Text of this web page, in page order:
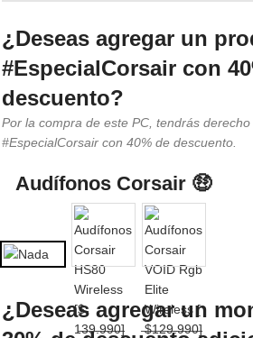
¿Deseas agregar un
#EspecialCorsair con
descuento?
Por la compra de este PC, tendrás
#EspecialCorsair con 40% de descuento.
Audífonos Corsair 🤑
¿Deseas agregar un